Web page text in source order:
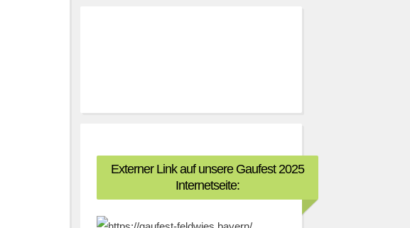
Externer Link auf unsere Gaufest 2025
Internetseite: